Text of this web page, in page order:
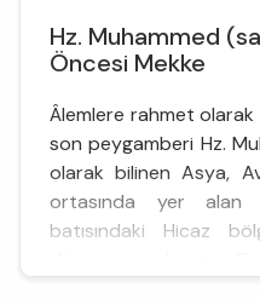
Hz. Muhammed
Öncesi Mekke
Âlemlere rahmet olarak
son peygamberi Hz.
olarak bilinen Asya,
ortasında yer alan
batısındaki Hicaz